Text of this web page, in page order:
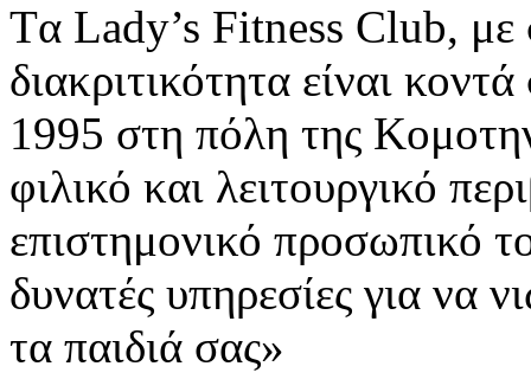
Tα Lady’s Fitness Club, με
διακριτικότητα είναι
1995 στη πόλη της
φιλικό και λειτουργικό
επιστημονικό προσωπικό
δυνατές υπηρεσίες για να
τα παιδιά σας»